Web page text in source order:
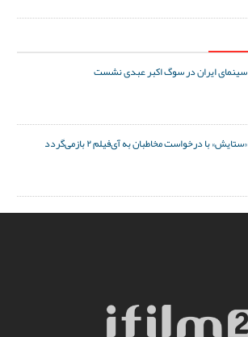
سینمای ایران در سوگ اکبر عبدی نشست
«ستایش» با درخواست مخاطبان به آی‌فیلم ۲ بازمی‌گردد